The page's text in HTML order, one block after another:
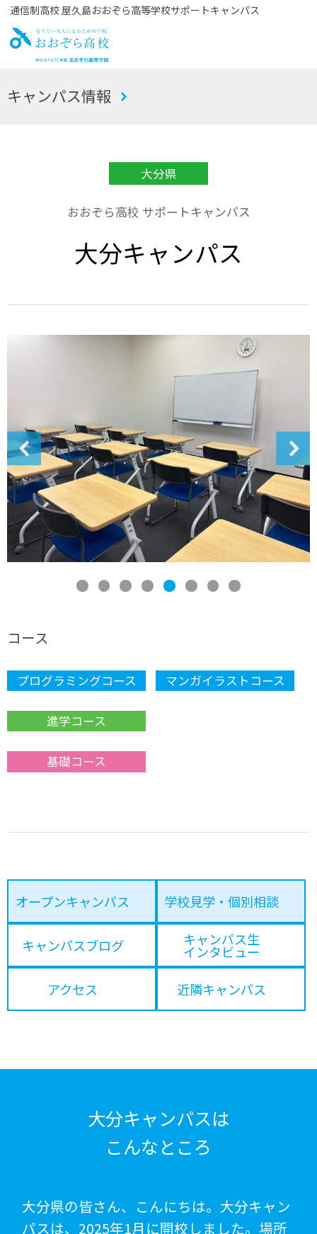
通信制高校 屋久島おおぞら高等学校サポートキャンパス
お
キャンパス情報
大分県
おおぞら高校 サポートキャンパス
大分キャンパス
コース
プログラミングコース マンガイラストコース
進学コース
基礎コース
オープンキャンパス 学校見学・個別相談
キャンパスブログ キャンパス生
インタビュー
アクセス 近隣キャンパス
大分キャンパスは
こんなところ
大分県の皆さん、こんにちは。大分キャン
パスは、2025年1月に開校しました。場所